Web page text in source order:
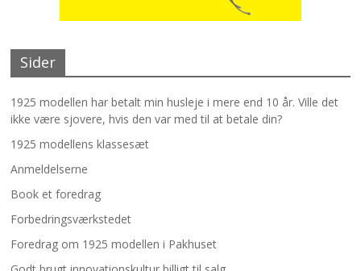
Sider
1925 modellen har betalt min husleje i mere end 10 år. Ville det
ikke være sjovere, hvis den var med til at betale din?
1925 modellens klassesæt
Anmeldelserne
Book et foredrag
Forbedringsværkstedet
Foredrag om 1925 modellen i Pakhuset